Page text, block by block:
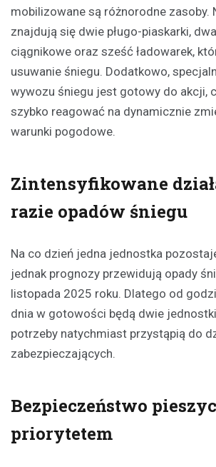
mobilizowane są różnorodne zasoby.
znajdują się dwie pługo-piaskarki,
ciągnikowe oraz sześć ładowarek,
usuwanie śniegu. Dodatkowo,
wywozu śniegu jest gotowy do akcji,
szybko reagować na dynamicznie
warunki pogodowe.
Zintensyfikowane
razie opadów śniegu
Na co dzień jedna jednostka
jednak prognozy przewidują opady
listopada 2025 roku. Dlatego od
dnia w gotowości będą dwie
potrzeby natychmiast przystąpią do
zabezpieczających.
Bezpieczeństwo
priorytetem